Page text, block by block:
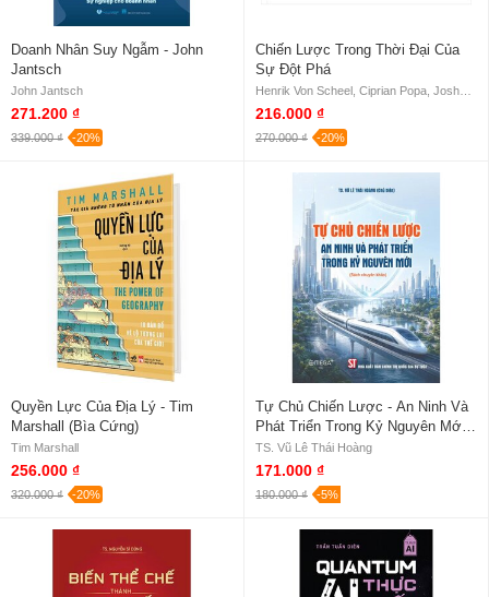
Doanh Nhân Suy Ngẫm - John
Jantsch
John Jantsch
271.200 ₫
339.000 ₫ -20%
Chiến Lược Trong Thời Đại Của
Sự Đột Phá
216.000 ₫
270.000 ₫ -20%
Quyền Lực Của Địa Lý - Tim
Marshall (Bìa Cứng)
Tim Marshall
256.000 ₫
320.000 ₫ -20%
Tự Chủ Chiến Lược - An Ninh Và
Phát Triển Trong Kỷ Nguyên Mới -
TS. Vũ Lê Thái Hoàng
TS. Vũ Lê Thái Hoàng
171.000 ₫
180.000 ₫ -5%